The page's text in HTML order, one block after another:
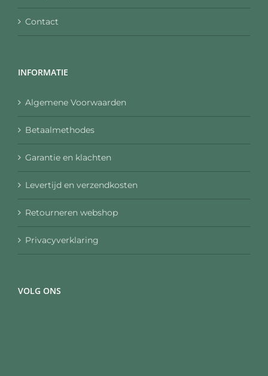
Contact
INFORMATIE
Algemene Voorwaarden
Betaalmethodes
Garantie en klachten
Levertijd en verzendkosten
Retourneren webshop
Privacyverklaring
VOLG ONS